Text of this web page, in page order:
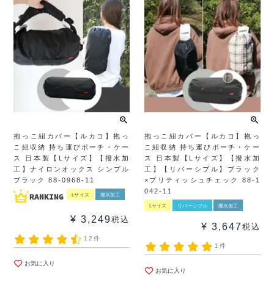
抱っこ紐カバー【ルカコ】抱っ
こ紐収納 持ち運びポーチ・ケー
ス 日本製【Lサイズ】【撥水加
工】ナイロンオックス シンプル
ブラック 88-0968-11
Lサイズ 撥水加工
¥ 3,249税込
12件
お気に入り
抱っこ紐カバー【ルカコ】抱っ
こ紐収納 持ち運びポーチ・ケー
ス 日本製【Lサイズ】【撥水加
工】【リバーシブル】ブラック
×ブリティッシュチェック 88-1
042-11
Lサイズ リバーシブル 撥水加工
¥ 3,647 税込
1件
お気に入り